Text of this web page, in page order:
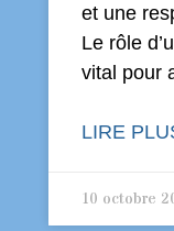
et une
Le rôle
vital pour
LIRE
10 octobre